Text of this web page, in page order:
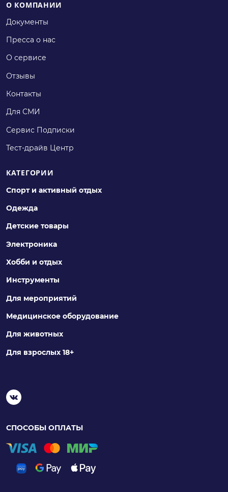
О КОМПАНИИ
Документы
Пресса о нас
О сервисе
Отзывы
Контакты
Для СМИ
Сервис Подписки
Тест-драйв Центр
КАТЕГОРИИ
Спорт и активный отдых
Одежда
Детские товары
Электроника
Хобби и отдых
Инструменты
Для мероприятий
Медицинское оборудование
Для животных
Для взрослых 18+
СПОСОБЫ ОПЛАТЫ